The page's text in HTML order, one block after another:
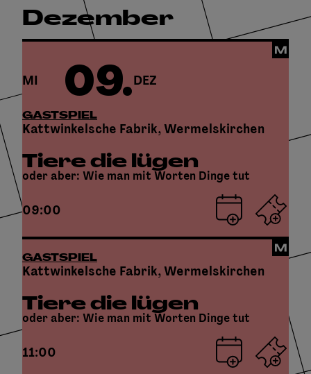
Dezember
MI 09.DEZ
09:00
Tiere die lügen
oder aber: Wie man mit Worten Dinge tut
GASTSPIEL
Kattwinkelsche Fabrik, Wermelskirchen
11:00
Tiere die lügen
oder aber: Wie man mit Worten Dinge tut
GASTSPIEL
Kattwinkelsche Fabrik, Wermelskirchen